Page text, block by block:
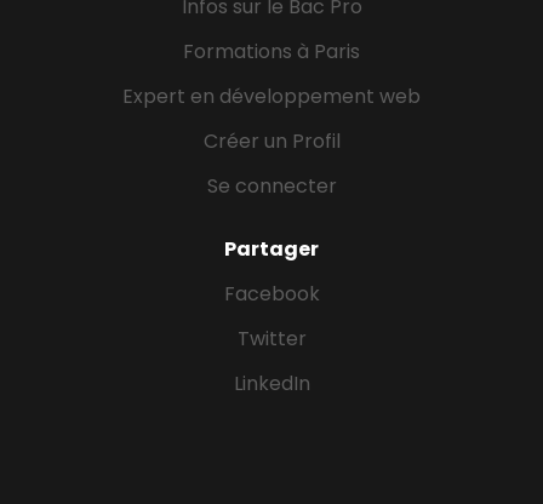
Infos sur le Bac Pro
Formations à Paris
Expert en développement web
Créer un Profil
Se connecter
Partager
Facebook
Twitter
LinkedIn